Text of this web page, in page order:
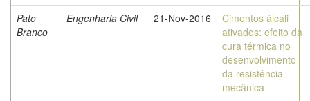
Pato
Branco
Engenharia Civil 21-Nov-2016
Cimentos álcali
ativados: efeito da
cura térmica no
desenvolvimento
da resistência
mecânica